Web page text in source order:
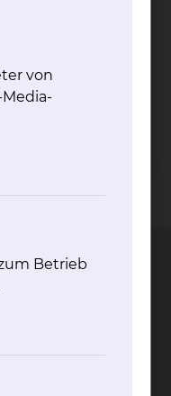
Datenschutz
von
Betrieb